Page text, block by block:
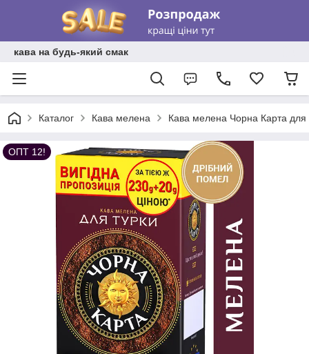
кава на будь-який смак
Каталог Кава мелена Кава мелена Чорна Карта для
ОПТ 12!